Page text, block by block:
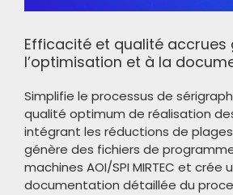
Efficacité et qualité accrues
l’optimisation et à la
Simplifie le processus de
qualité optimum de réalisation
intégrant les réductions de
génère des fichiers de
machines AOI/SPI MIRTEC et crée
documentation détaillée du